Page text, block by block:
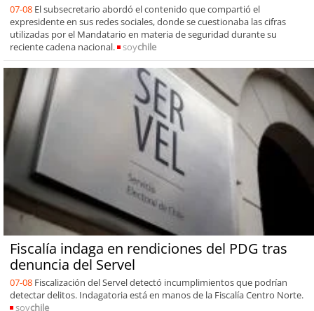
07-08 El subsecretario abordó el contenido que compartió el
expresidente en sus redes sociales, donde se cuestionaba las cifras
utilizadas por el Mandatario en materia de seguridad durante su
reciente cadena nacional.
soychile
Fiscalía indaga en rendiciones del PDG tras
denuncia del Servel
07-08 Fiscalización del Servel detectó incumplimientos que podrían
detectar delitos. Indagatoria está en manos de la Fiscalía Centro Norte.
soychile